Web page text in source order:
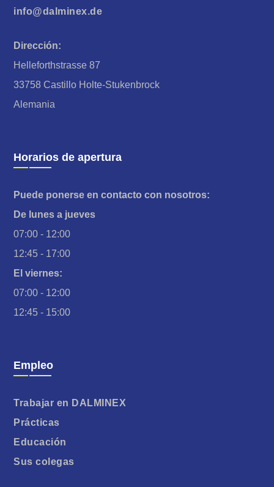
info@dalminex.de
Dirección:
Helleforthstrasse 87
33758 Castillo Holte-Stukenbrock
Alemania
Horarios de apertura
Puede ponerse en contacto con nosotros:
De lunes a jueves
07:00 - 12:00
12:45 - 17:00
El viernes:
07:00 - 12:00
12:45 - 15:00
Empleo
Trabajar en DALMINEX
Prácticas
Educación
Sus colegas